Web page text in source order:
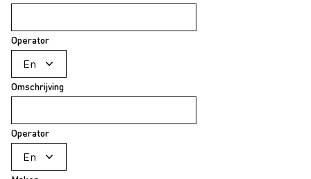
Operator
Omschrijving
Operator